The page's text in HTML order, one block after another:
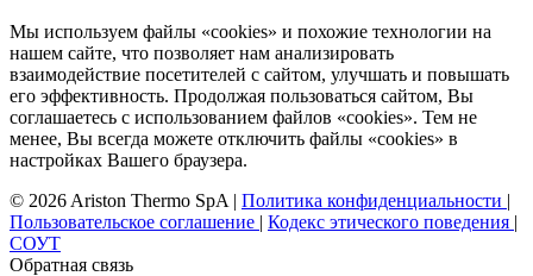
Мы используем файлы «cookies» и похожие технологии на
нашем сайте, что позволяет нам анализировать
взаимодействие посетителей с сайтом, улучшать и повышать
его эффективность. Продолжая пользоваться сайтом, Вы
соглашаетесь с использованием файлов «cookies». Тем не
менее, Вы всегда можете отключить файлы «cookies» в
настройках Вашего браузера.
© 2026 Ariston Thermo SpA | Политика конфиденциальности |
Пользовательское соглашение | Кодекс этического поведения |
СОУТ
Обратная связь